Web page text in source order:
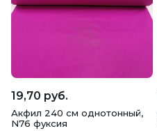
19,70 руб.
Акфил 240 см однотонный,
N76 фуксия